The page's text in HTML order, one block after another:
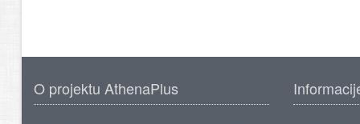
O projektu AthenaPlus